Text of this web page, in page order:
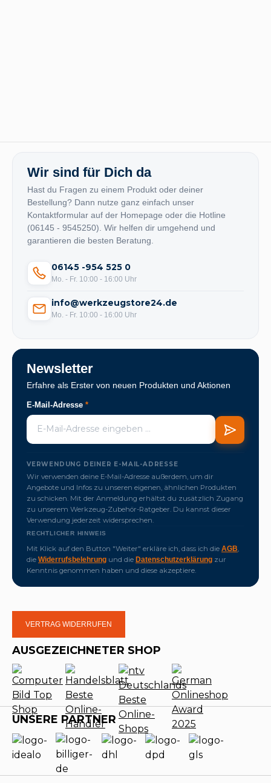
Wir sind für Dich da
Hast du Fragen zu einem Produkt oder deiner
Bestellung? Dann nutze ganz einfach unser
Kontaktformular auf der Homepage oder die Hotline
(06145 - 9545250). Wir helfen dir umgehend und
garantieren die besten Beratung.
06145 -954 525 0
Mo. - Fr. 10:00 - 16:00 Uhr
info@werkzeugstore24.de
Mo. - Fr. 10:00 - 16:00 Uhr
Newsletter
Erfahre als Erster von neuen Produkten und Aktionen
E-Mail-Adresse *
VERWENDUNG DEINER E-MAIL-ADRESSE
Wir verwenden deine E-Mail-Adresse außerdem, um dir
Angebote und Infos zu unseren eigenen, ähnlichen Produkten
zu schicken. Mit der Anmeldung erhältst du zusätzlich Zugang
zu unserem Werkzeug-Zubehör-Ratgeber. Du kannst dieser
Verwendung jederzeit widersprechen.
RECHTLICHER HINWEIS
Mit Klick auf den Button "Weiter" erkläre ich, dass ich die AGB
die Widerrufsbelehrung und die Datenschutzerklärung zur
Kenntnis genommen haben und diese akzeptiere.
VERTRAG WIDERRUFEN
AUSGEZEICHNETER SHOP
UNSERE PARTNER